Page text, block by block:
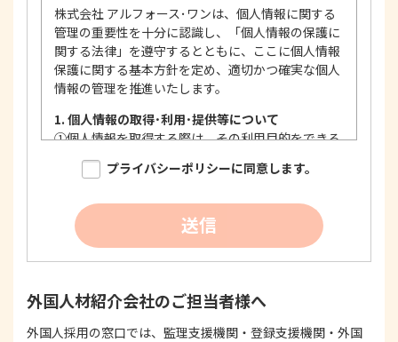
株式会社 アルフォース･ワンは、個人情報に関する
管理の重要性を十分に認識し、「個人情報の保護に
関する法律」を遵守するとともに、ここに個人情報
保護に関する基本方針を定め、適切かつ確実な個人
情報の管理を推進いたします。
1. 個人情報の取得･利用･提供等について
①個人情報を取得する際は、その利用目的をできる
限り明確に特定し、その目的達成に必要な限度に
おいて適法かつ公正な手段を用い、同意を得て取
個人情報を利用する際は、本人に明示、通知、ま
たは公表した利用目的の範囲内に限定し、それに
反する目的外利用を行なわないための措置を講じ
する際は、本人が同意を与えた利用目的の範囲内
で、適法にこれを行います。
プライバシーポリシーに同意します。
送信
外国人材紹介会社のご担当者様へ
外国人採用の窓口では、監理支援機関・登録支援機関・外国